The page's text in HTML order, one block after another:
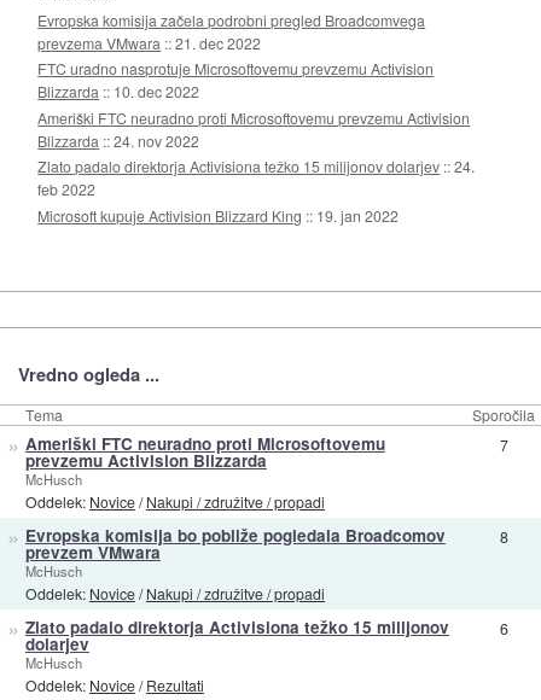
Evropska komisija začela podrobni pregled Broadcomvega
prevzema VMwara ::21. dec 2022
FTC uradno nasprotuje Microsoftovemu prevzemu Activision
Blizzarda :: 10. dec 2022
Ameriški FTC neuradno proti Microsoftovemu prevzemu Activision
Blizzarda ::24. nov 2022
Zlato padalo direktorja Activisiona težko 15 milijonov dolarjev ::24.
feb 2022
Microsoft kupuje Activision Blizzard King :: 19. jan 2022
Vredno ogleda ...
Tema Sporočila
» Ameriški FTC neuradno proti Microsoftovemu
prevzemu Activision Blizzarda
McHusch
Oddelek: Novice/Nakupi / združitve / propadi
7
» Evropska komisija bo pobliže pogledala Broadcomov
prevzem VMwara
McHusch
Oddelek: Novice/Nakupi / združitve / propadi
8
» Zlato padalo direktorja Activisiona težko 15 milijonov
dolarjev
McHusch
Oddelek: Novice/Rezultati
6